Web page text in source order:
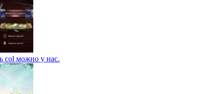
col можно у нас.